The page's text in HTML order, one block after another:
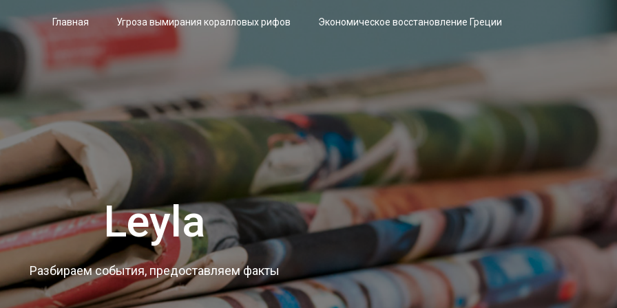
Главная Угроза вымирания коралловых рифов Экономическое восстановление Греции
Leyla
Разбираем события, предоставляем факты